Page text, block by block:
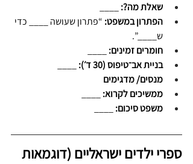
שאלת מה?:
הפתרון במשפט: “פתרון שעושה ____ כדי
ש____”.
חומרים זמינים:
בניית אב־טיפוס (30 ד׳):
מנסים/ מדגימים
ממשיכים לקרוא:
משפט סיכום:
ספרי ילדים ישראליים (דוגמאות